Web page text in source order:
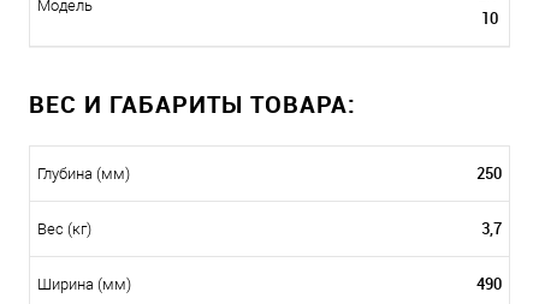
Модель
10
ВЕС И ГАБАРИТЫ ТОВАРА:
Глубина (мм) 250
Вес (кг) 3,7
Ширина (мм) 490